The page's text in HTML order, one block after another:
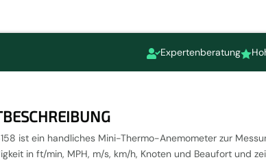
Expertenberatung
ist ein handliches Mini-Thermo-Anemometer zur
in ft/min, MPH, m/s, km/h, Knoten und Beaufort und